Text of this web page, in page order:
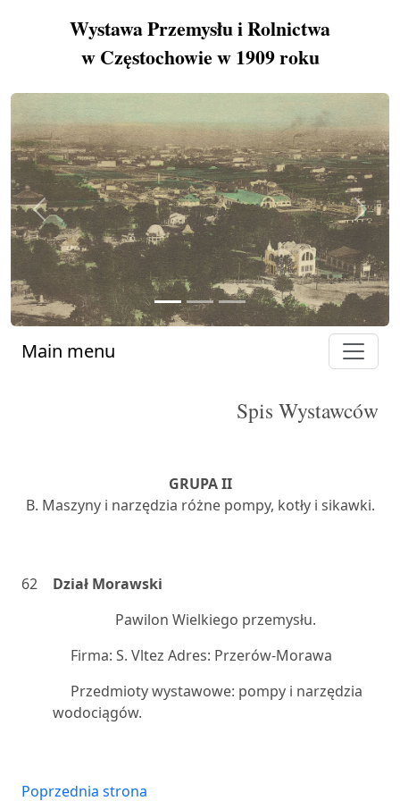
Wystawa Przemysłu i Rolnictwa
w Częstochowie w 1909 roku
Previous Next
Main menu
Spis Wystawców
GRUPA II
B. Maszyny i narzędzia różne pompy, kotły i sikawki.
62
Dział Morawski
Pawilon Wielkiego przemysłu.
Firma: S. Vltez Adres: Przerów-Morawa
Przedmioty wystawowe: pompy i narzędzia
wodociągów.
Poprzednia strona